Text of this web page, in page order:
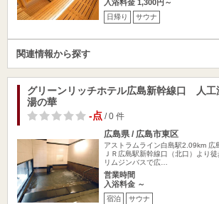
入浴料金 1,300円～
日帰り サウナ
関連情報から探す
グリーンリッチホテル広島新幹線口 人工
湯の華
-点/ 0 件
広島県 / 広島市東区
アストラムライン白島駅2.09km 広
ＪＲ広島駅新幹線口（北口）より
リムジンバスで広…
営業時間
入浴料金 ～
宿泊 サウナ